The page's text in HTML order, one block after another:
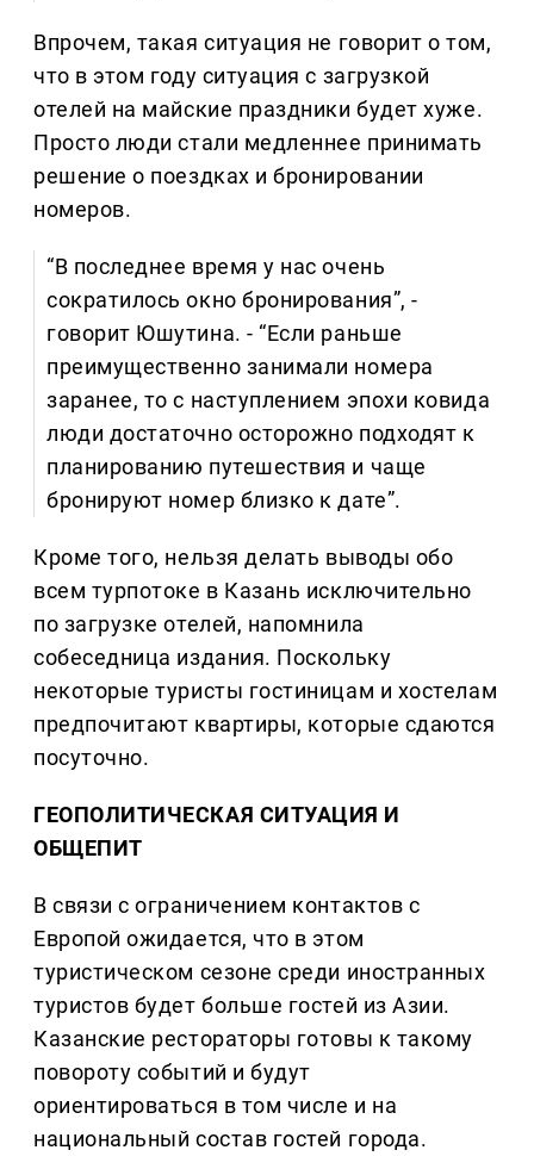
Впрочем, такая ситуация не говорит о том,
что в этом году ситуация с загрузкой
отелей на майские праздники будет хуже.
Просто люди стали медленнее принимать
решение о поездках и бронировании
номеров.
“В последнее время у нас очень
сократилось окно бронирования”, -
говорит Юшутина. - “Если раньше
преимущественно занимали номера
заранее, то с наступлением эпохи ковида
люди достаточно осторожно подходят к
планированию путешествия и чаще
бронируют номер близко к дате”.
Кроме того, нельзя делать выводы обо
всем турпотоке в Казань исключительно
по загрузке отелей, напомнила
собеседница издания. Поскольку
некоторые туристы гостиницам и хостелам
предпочитают квартиры, которые сдаются
посуточно.
ГЕОПОЛИТИЧЕСКАЯ СИТУАЦИЯ И
ОБЩЕПИТ
В связи с ограничением контактов с
Европой ожидается, что в этом
туристическом сезоне среди иностранных
туристов будет больше гостей из Азии.
Казанские рестораторы готовы к такому
повороту событий и будут
ориентироваться в том числе и на
национальный состав гостей города.